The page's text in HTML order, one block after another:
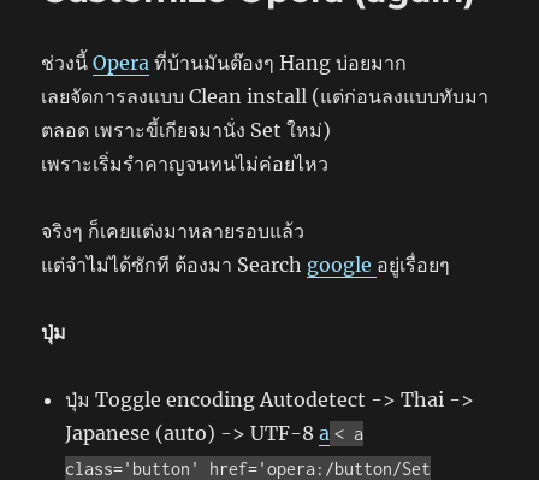
ช่วงนี้Opera ที่บ้านมันต๊องๆ Hang บ่อยมาก
เลยจัดการลงแบบ Clean install (แต่ก่อนลงแบบทับมา
ตลอด เพราะขี้เกียจมานั่ง Set ใหม่)
เพราะเริ่มรำคาญจนทนไม่ค่อยไหว
จริงๆ ก็เคยแต่งมาหลายรอบแล้ว
แต่จำไม่ได้ซักที ต้องมา Search google อยู่เรื่อยๆ
ปุ่ม
ปุ่ม Toggle encoding Autodetect -> Thai ->
Japanese (auto) -> UTF-8a < a
class='button' href='opera:/button/Set